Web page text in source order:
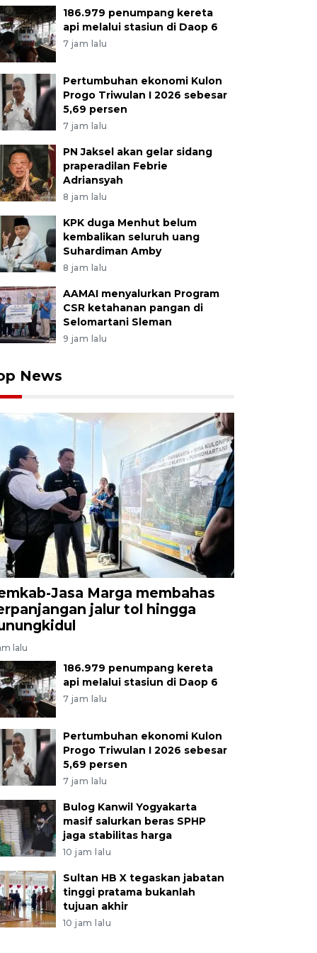
186.979 penumpang kereta
api melalui stasiun di Daop 6
7 jam lalu
Pertumbuhan ekonomi Kulon
Progo Triwulan I 2026 sebesar
5,69 persen
7 jam lalu
PN Jaksel akan gelar sidang
praperadilan Febrie
Adriansyah
8 jam lalu
KPK duga Menhut belum
kembalikan seluruh uang
Suhardiman Amby
8 jam lalu
AAMAI menyalurkan Program
CSR ketahanan pangan di
Selomartani Sleman
9 jam lalu
News
Jasa Marga membahas
jalur tol hingga
lalu
186.979 penumpang kereta
api melalui stasiun di Daop 6
7 jam lalu
Pertumbuhan ekonomi Kulon
Progo Triwulan I 2026 sebesar
5,69 persen
7 jam lalu
Bulog Kanwil Yogyakarta
masif salurkan beras SPHP
jaga stabilitas harga
10 jam lalu
Sultan HB X tegaskan jabatan
tinggi pratama bukanlah
tujuan akhir
10 jam lalu